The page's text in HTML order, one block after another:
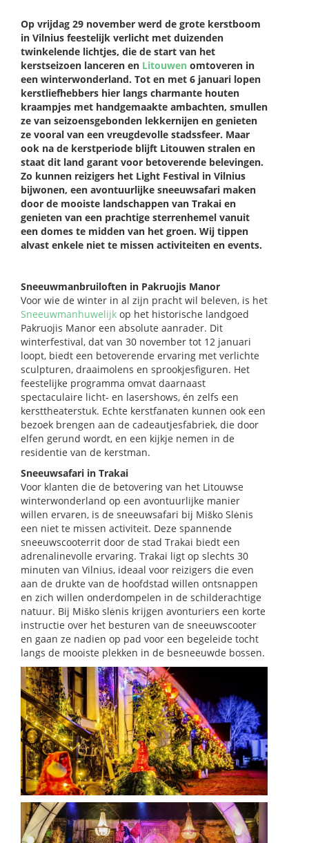
Op vrijdag 29 november werd de grote kerstboom
in Vilnius feestelijk verlicht met duizenden
twinkelende lichtjes, die de start van het
kerstseizoen lanceren en Litouwen omtoveren in
een winterwonderland. Tot en met 6 januari lopen
kerstliefhebbers hier langs charmante houten
kraampjes met handgemaakte ambachten, smullen
ze van seizoensgebonden lekkernijen en genieten
ze vooral van een vreugdevolle stadssfeer. Maar
ook na de kerstperiode blijft Litouwen stralen en
staat dit land garant voor betoverende belevingen.
Zo kunnen reizigers het Light Festival in Vilnius
bijwonen, een avontuurlijke sneeuwsafari maken
door de mooiste landschappen van Trakai en
genieten van een prachtige sterrenhemel vanuit
een domes te midden van het groen. Wij tippen
alvast enkele niet te missen activiteiten en events.
Sneeuwmanbruiloften in Pakruojis Manor
Voor wie de winter in al zijn pracht wil beleven, is het
Sneeuwmanhuwelijk op het historische landgoed
Pakruojis Manor een absolute aanrader. Dit
winterfestival, dat van 30 november tot 12 januari
loopt, biedt een betoverende ervaring met verlichte
sculpturen, draaimolens en sprookjesfiguren. Het
feestelijke programma omvat daarnaast
spectaculaire licht- en lasershows, én zelfs een
kersttheaterstuk. Echte kerstfanaten kunnen ook een
bezoek brengen aan de cadeautjesfabriek, die door
elfen gerund wordt, en een kijkje nemen in de
residentie van de kerstman.
Sneeuwsafari in Trakai
Voor klanten die de betovering van het Litouwse
winterwonderland op een avontuurlijke manier
willen ervaren, is de sneeuwsafari bij Miško Slėnis
een niet te missen activiteit. Deze spannende
sneeuwscooterrit door de stad Trakai biedt een
adrenalinevolle ervaring. Trakai ligt op slechts 30
minuten van Vilnius, ideaal voor reizigers die even
aan de drukte van de hoofdstad willen ontsnappen
en zich willen onderdompelen in de schilderachtige
natuur. Bij Miško slėnis krijgen avonturiers een korte
instructie over het besturen van de sneeuwscooter
en gaan ze nadien op pad voor een begeleide tocht
langs de mooiste plekken in de besneeuwde bossen.